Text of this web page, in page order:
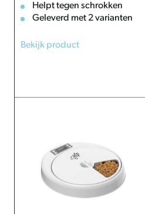
Helpt tegen schrokken
Geleverd met 2 varianten
Bekijk product